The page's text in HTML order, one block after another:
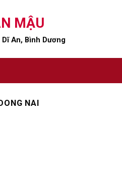
MẬU
An, Bình Dương
NAI